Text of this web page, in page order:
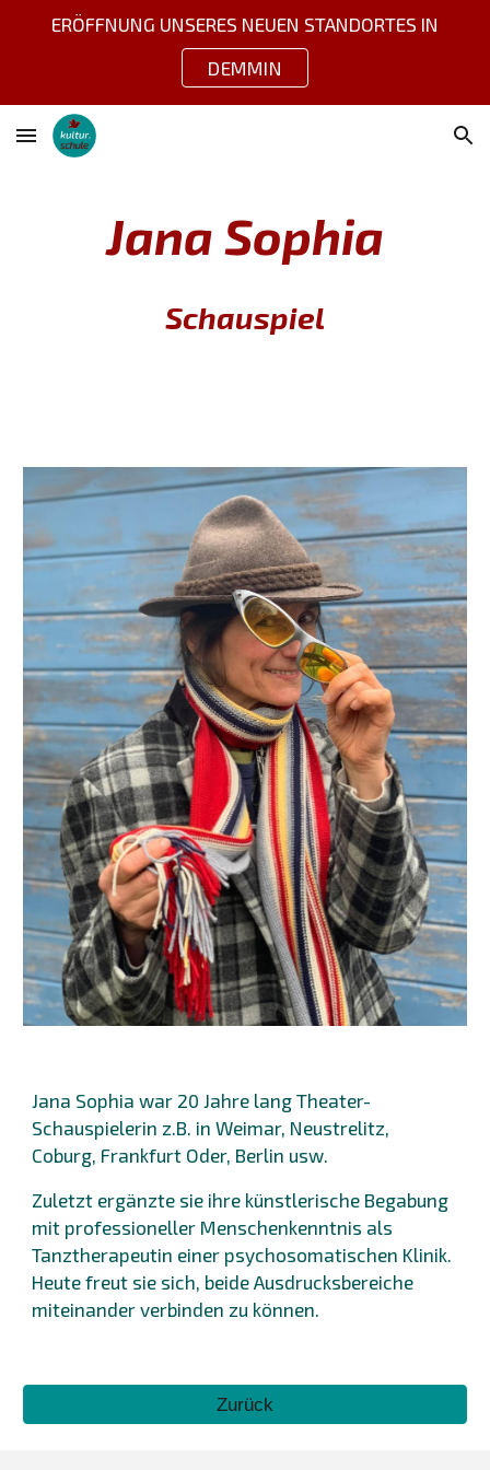
ERÖFFNUNG UNSERES NEUEN STANDORTES IN
DEMMIN
Jana Sophia
Schauspiel
Jana Sophia war 20 Jahre lang Theater-
Schauspielerin z.B. in Weimar, Neustrelitz,
Coburg, Frankfurt Oder, Berlin usw.
Zuletzt ergänzte sie ihre künstlerische Begabung
mit professioneller Menschenkenntnis als
Tanztherapeutin einer psychosomatischen Klinik.
Heute freut sie sich, beide Ausdrucksbereiche
miteinander verbinden zu können.
Zurück